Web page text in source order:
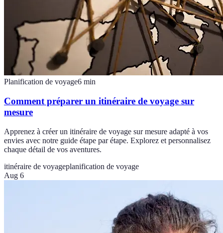
Planification de voyage6 min
Comment préparer un itinéraire de voyage sur
mesure
Apprenez à créer un itinéraire de voyage sur mesure adapté à vos
envies avec notre guide étape par étape. Explorez et personnalisez
chaque détail de vos aventures.
itinéraire de voyageplanification de voyage
Aug 6